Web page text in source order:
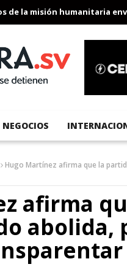
misión humanitaria enviada
NEGOCIOS
Hugo Martínez afirma que la
afirma
abolida,